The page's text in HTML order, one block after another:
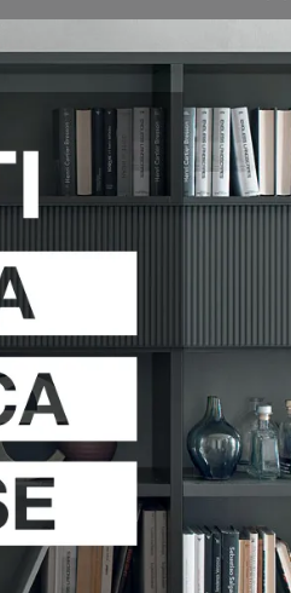
Poltrone Target Point Velletri
Richiedi Maggiori